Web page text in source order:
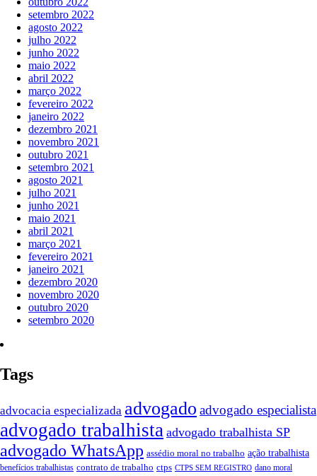
setembro 2022
agosto 2022
julho 2022
junho 2022
maio 2022
abril 2022
março 2022
fevereiro 2022
janeiro 2022
dezembro 2021
novembro 2021
outubro 2021
setembro 2021
agosto 2021
julho 2021
junho 2021
maio 2021
abril 2021
março 2021
fevereiro 2021
janeiro 2021
dezembro 2020
novembro 2020
outubro 2020
setembro 2020
Tags
advocacia especializada advogado advogado especialista
advogado trabalhista advogado trabalhista SP
advogado WhatsApp assédio moral no trabalho ação trabalhista
benefícios trabalhistas contrato de trabalho ctps CTPS SEM REGISTRO dano moral